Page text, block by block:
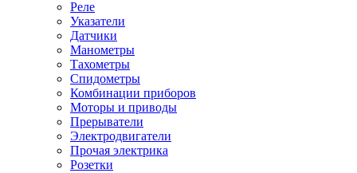
Реле
Указатели
Датчики
Манометры
Тахометры
Спидометры
Комбинации приборов
Моторы и приводы
Прерыватели
Электродвигатели
Прочая электрика
Розетки